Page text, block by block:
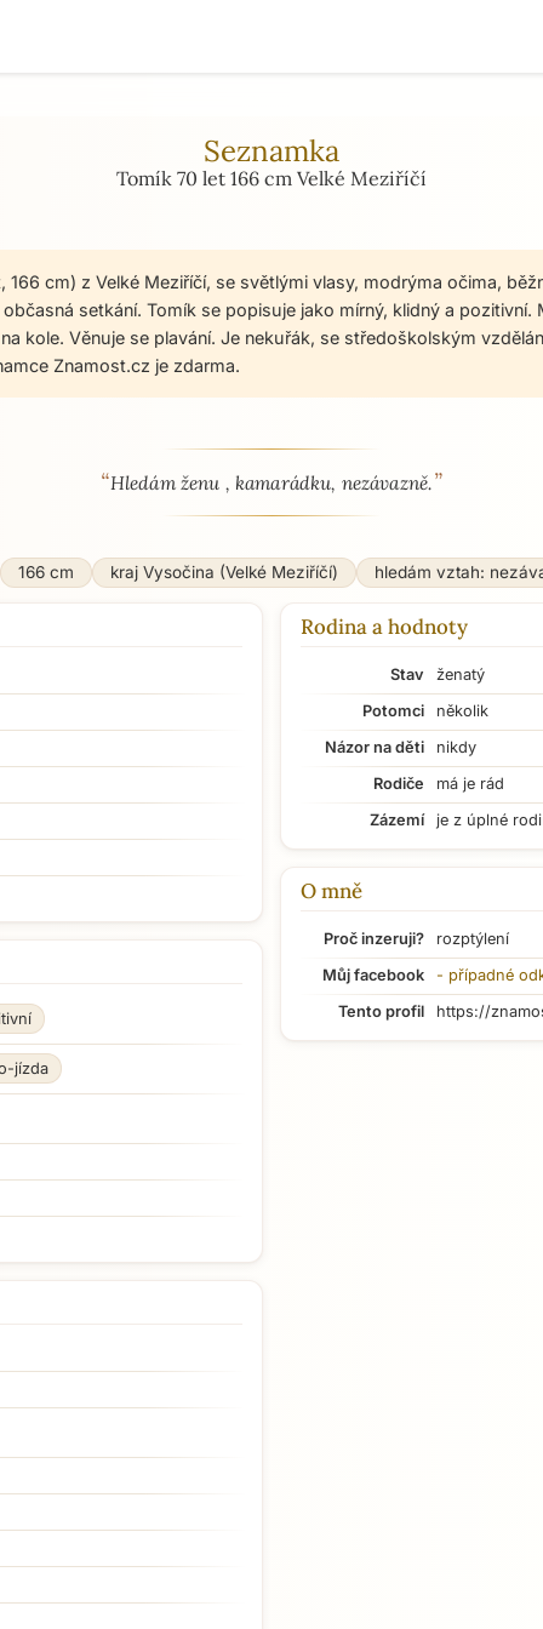
Seznamka
Tomík 70 let 166 cm Velké Meziříčí
166 cm) z Velké Meziříčí, se světlými vlasy, modrýma očima,
setkání. Tomík se popisuje jako mírný, klidný a pozitivní.
kole. Věnuje se plavání. Je nekuřák, se středoškolským
Znamost.cz je zdarma.
- seznamka profil
“Hledám ženu , kamarádku, nezávazně.”
166 cm kraj Vysočina (Velké Meziříčí) hledám vztah:
jízda
Rodina a hodnoty
Stav
ženatý
Potomci
několik
Názor na děti
nikdy
Rodiče
má je rád
Zázemí
je z úplné
O mně
Proč inzeruji?
rozptýlení
Můj facebook
- případné
Tento profil
https://